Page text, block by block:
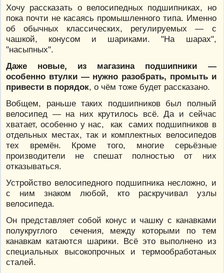
Хочу рассказать о велосипедных подшипниках, но
пока почти не касаясь промышленного типа. Именно
об обычных классических, регулируемых — с
чашкой, конусом и шариками. "На шарах",
"насыпных".
Даже новые, из магазина подшипники —
особенно втулки — нужно разобрать, промыть и
привести в порядок, о чём тоже будет рассказано.
Вобщем, раньше таких подшипников был полный
велосипед — на них крутилось всё. Да и сейчас
хватает, особенно у нас, как самих подшипников в
отдельных местах, так и комплектных велосипедов
тех времён. Кроме того, многие серьёзные
производители не спешат полностью от них
отказываться.
Устройство велосипедного подшипника несложно, и
с ним знаком любой, кто раскручивал узлы
велосипеда.
Он представляет собой конус и чашку с канавками
полукруглого сечения, между которыми по тем
канавкам катаются шарики. Всё это выполнено из
специальных высокопрочных и термообработаных
сталей.